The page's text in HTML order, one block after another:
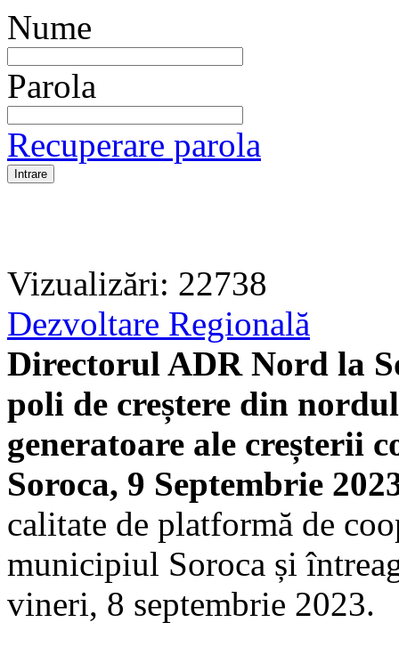
Nume
Parola
Recuperare parola
Vizualizări: 22738
Dezvoltare Regională
Directorul ADR Nord la
poli de creștere din
generatoare ale creșterii
Soroca, 9 Septembrie
calitate de platformă de
municipiul Soroca și
vineri, 8 septembrie 2023.